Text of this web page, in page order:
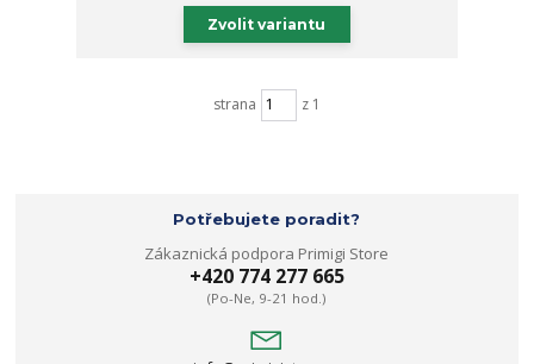
Zvolit variantu
strana z 1
Potřebujete poradit?
Zákaznická podpora Primigi Store
+420 774 277 665
(Po-Ne, 9-21 hod.)